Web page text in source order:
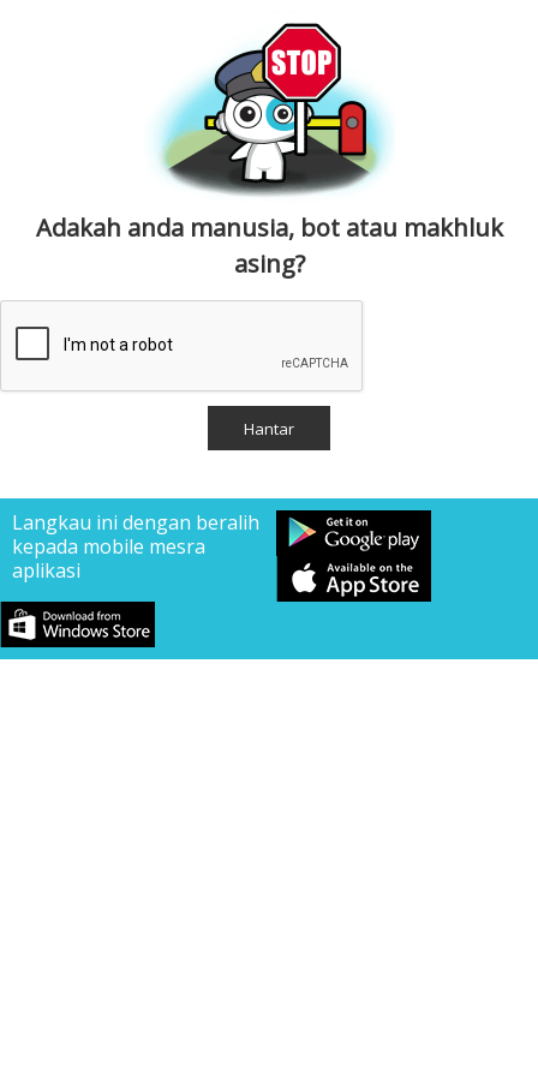
Adakah anda manusia, bot atau makhluk
asing?
Langkau ini dengan beralih
kepada mobile mesra
aplikasi